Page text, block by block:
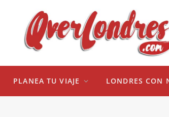
PLANEA TU VIAJE LONDRES CON